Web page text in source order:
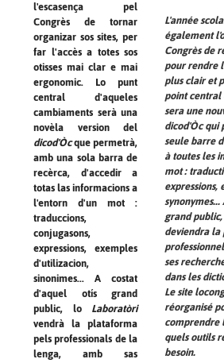
l'escasença pel
Congrès de tornar
organizar sos sites, per
far l'accès a totes sos
otisses mai clar e mai
ergonomic. Lo punt
central d'aqueles
cambiaments serà una
novèla version del
dicod'Òcque permetrà,
amb una sola barra de
recèrca, d'accedir a
totas las informacions a
l'entorn d'un mot :
traduccions,
conjugasons,
expressions, exemples
d'utilizacion,
sinonimes... A costat
d'aquel otís grand
public, lo Laboratòri
vendrà la plataforma
pels professionals de la
lenga, amb sas
L'année
également
Congrès de
pour rendre
plus clair et
point central
sera une
dicod'Òcqui
seule barre
à toutes les
mot :
expressions,
grand
deviendra la
ses
dans les
Le site
réorganisé
comprendre
quels outils
besoin.